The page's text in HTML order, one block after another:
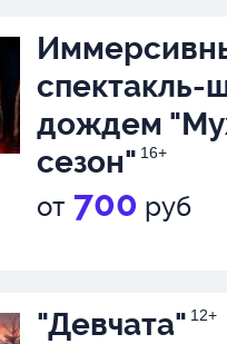
спектакль-
дождем
сезон" 16+
от 700 руб
"Девчата" 12+